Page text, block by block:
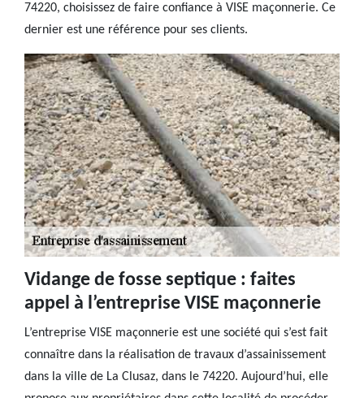
74220, choisissez de faire confiance à VISE maçonnerie. Ce
dernier est une référence pour ses clients.
Vidange de fosse septique : faites
appel à l’entreprise VISE maçonnerie
L’entreprise VISE maçonnerie est une société qui s’est fait
connaître dans la réalisation de travaux d’assainissement
dans la ville de La Clusaz, dans le 74220. Aujourd’hui, elle